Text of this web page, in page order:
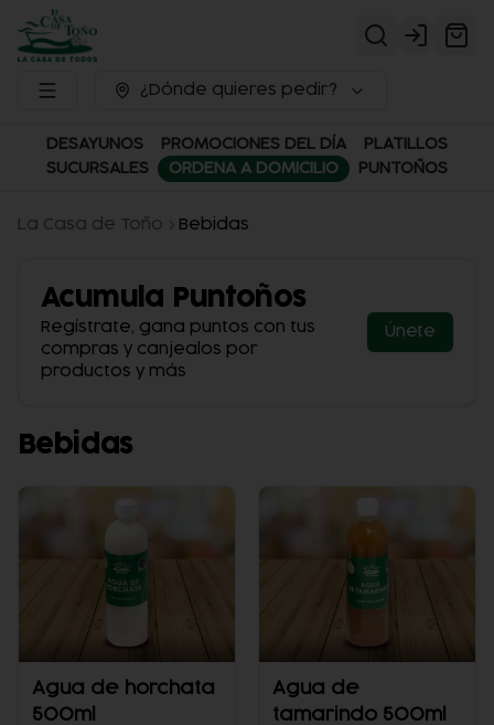
Login
¿Dónde quieres pedir?
DESAYUNOS PROMOCIONES DEL DÍA
PLATILLOS
SUCURSALES
ORDENA A DOMICILIO PUNTOÑOS
La Casa de Toño Bebidas
Acumula Puntoños
Regístrate, gana puntos con tus
compras y canjealos por
productos y más
Únete
Bebidas
Agua de horchata
500ml
Agua de
tamarindo 500ml